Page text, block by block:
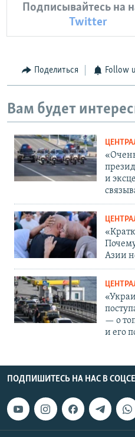
Подписывайтесь на
Twitter
Поделиться Follow
Вам будет
и
Азии
— о
и его
ПОДПИШИТЕСЬ НА НАС В